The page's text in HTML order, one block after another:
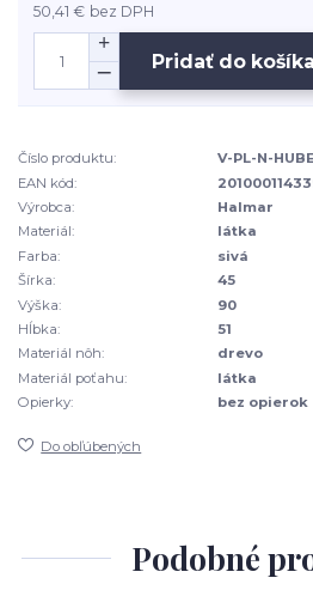
50,41 € bez DPH
Pridať do košíka
Číslo produktu:
V-PL-N-
EAN kód:
Výrobca:
Halmar
Materiál:
látka
Farba:
sivá
Šírka:
45
Výška:
90
Hĺbka:
51
Materiál nôh:
drevo
Materiál poťahu:
látka
Opierky:
bez opierok
Do obľúbených
Podobné